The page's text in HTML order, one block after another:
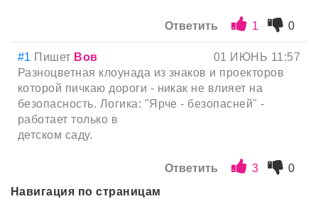
Ответить 1 0
#1 Пишет Вов
01 ИЮНЬ 11:57
Разноцветная клоунада из знаков и проекторов
которой пичкаю дороги - никак не влияет на
безопасность. Логика: "Ярче - безопасней" -
работает только в
детском саду.
Ответить 3
0
Навигация по страницам